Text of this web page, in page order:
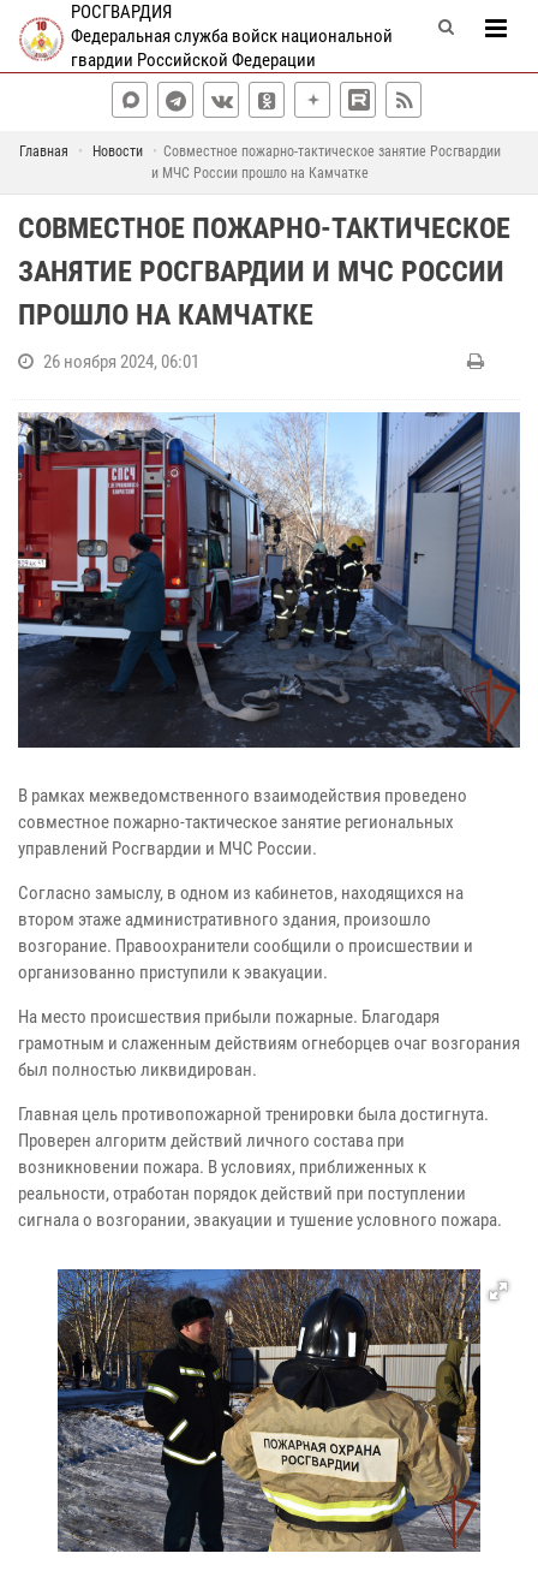
РОСГВАРДИЯ
Федеральная служба войск национальной
гвардии Российской Федерации
Главная Новости
Совместное пожарно-тактическое занятие Росгвардии
и МЧС России прошло на Камчатке
СОВМЕСТНОЕ ПОЖАРНО-ТАКТИЧЕСКОЕ
ЗАНЯТИЕ РОСГВАРДИИ И МЧС РОССИИ
ПРОШЛО НА КАМЧАТКЕ
26 ноября 2024, 06:01
В рамках межведомственного взаимодействия проведено
совместное пожарно-тактическое занятие региональных
управлений Росгвардии и МЧС России.
Согласно замыслу, в одном из кабинетов, находящихся на
втором этаже административного здания, произошло
возгорание. Правоохранители сообщили о происшествии и
организованно приступили к эвакуации.
На место происшествия прибыли пожарные. Благодаря
грамотным и слаженным действиям огнеборцев очаг возгорания
был полностью ликвидирован.
Главная цель противопожарной тренировки была достигнута.
Проверен алгоритм действий личного состава при
возникновении пожара. В условиях, приближенных к
реальности, отработан порядок действий при поступлении
сигнала о возгорании, эвакуации и тушение условного пожара.